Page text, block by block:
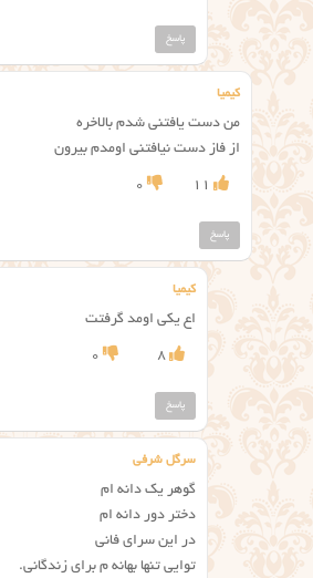
پاسخ
کیمیا
من دست یافتنی شدم بالاخره
از فاز دست نیافتنی اومدم بیرون
11
0
پاسخ
کیمیا
اع یکی اومد گرفتت
8
0
پاسخ
سرگل شرفی
گوهر یک دانه ام
دختر دور دانه ام
در این سرای فانی
توایی تنها بهانه م برای زندگانی.